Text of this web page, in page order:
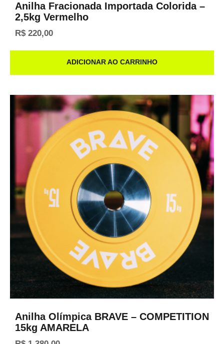
Anilha Fracionada Importada Colorida –
2,5kg Vermelho
R$220,00
ADICIONAR AO CARRINHO
Anilha Olímpica BRAVE – COMPETITION
15kg AMARELA